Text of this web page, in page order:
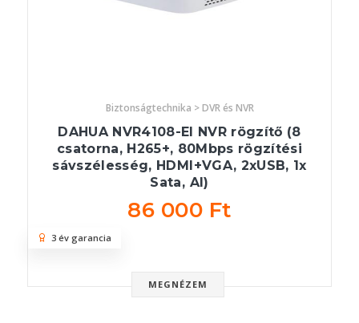
Biztonságtechnika > DVR és NVR
DAHUA NVR4108-EI NVR rögzítő (8
csatorna, H265+, 80Mbps rögzítési
sávszélesség, HDMI+VGA, 2xUSB, 1x
Sata, AI)
86 000 Ft
MEGNÉZEM
3 év garancia